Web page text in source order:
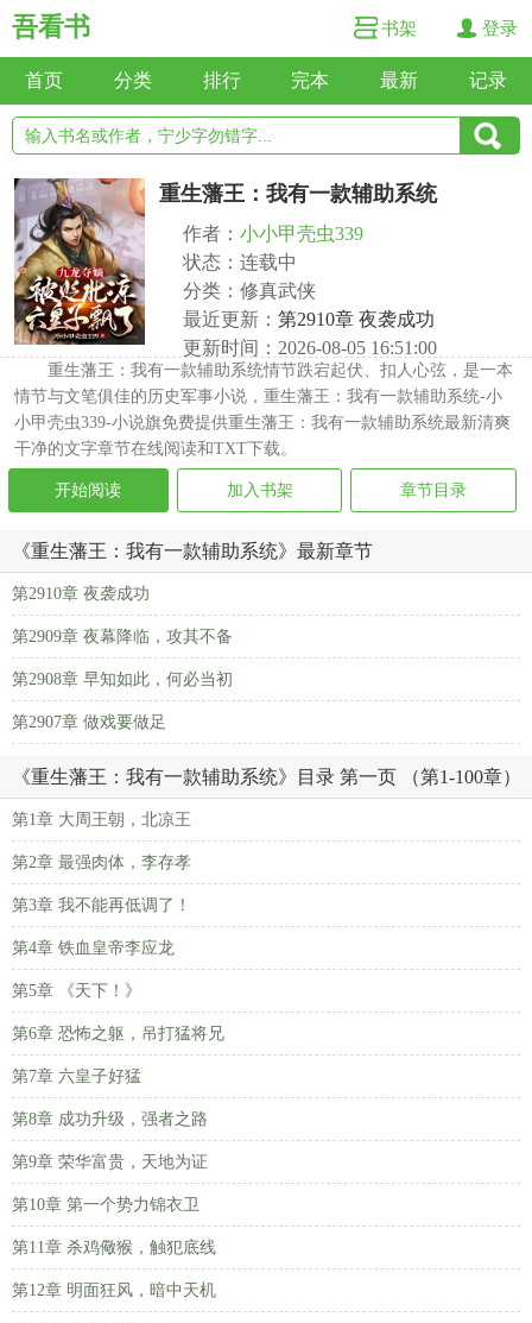
吾看书 书架 登录
首页 分类 排行 完本 最新 记录
重生藩王：我有一款辅助系统
作者： 小小甲壳虫339
状态：连载中
分类：修真武侠
最近更新： 第2910章 夜袭成功
更新时间：2026-08-05 16:51:00
重生藩王：我有一款辅助系统情节跌宕起伏、扣人心弦，是一本
情节与文笔俱佳的历史军事小说，重生藩王：我有一款辅助系统-小
小甲壳虫339-小说旗免费提供重生藩王：我有一款辅助系统最新清爽
干净的文字章节在线阅读和TXT下载。
开始阅读 加入书架 章节目录
《重生藩王：我有一款辅助系统》最新章节
第2910章 夜袭成功
第2909章 夜幕降临，攻其不备
第2908章 早知如此，何必当初
第2907章 做戏要做足
《重生藩王：我有一款辅助系统》目录 第一页 （第1-100章）
第1章 大周王朝，北凉王
第2章 最强肉体，李存孝
第3章 我不能再低调了！
第4章 铁血皇帝李应龙
第5章 《天下！》
第6章 恐怖之躯，吊打猛将兄
第7章 六皇子好猛
第8章 成功升级，强者之路
第9章 荣华富贵，天地为证
第10章 第一个势力锦衣卫
第11章 杀鸡儆猴，触犯底线
第12章 明面狂风，暗中天机